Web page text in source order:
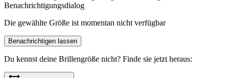
Benachrichtigungsdialog
Die gewählte Größe ist momentan nicht verfügbar
Benachrichtigen lassen
Du kennst deine Brillengröße nicht? Finde sie jetzt heraus: